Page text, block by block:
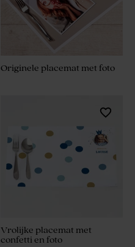
Originele placemat met foto
Vrolijke placemat met
confetti en foto